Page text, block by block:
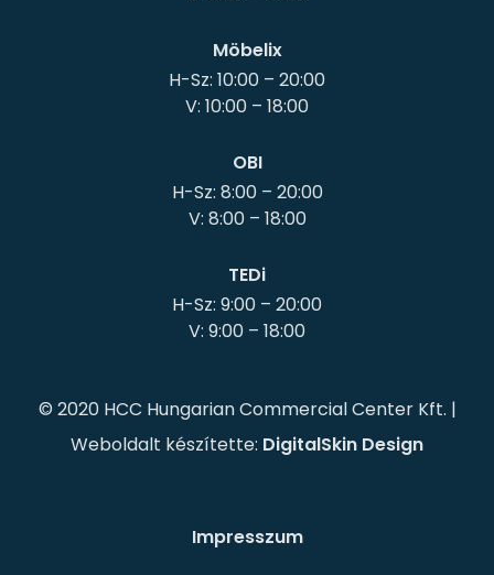
Möbelix
H-Sz: 10:00 – 20:00
OBI
H-Sz: 8:00 – 20:00
V: 8:00 – 18:00
TEDi
H-Sz: 9:00 – 20:00
© 2020 HCC Hungarian Commercial Center Kft. |
Weboldalt készítette: DigitalSkin Design
Impresszum